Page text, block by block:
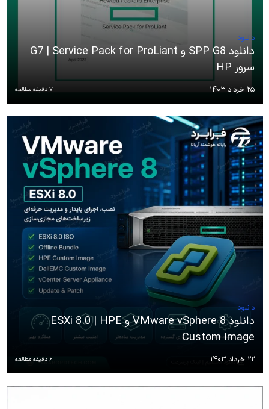
دانلود
دانلود SPP G8 و G7 | Service Pack for ProLiant
سرور HP
۲۵ خرداد ۱۴۰۳ 7 دقیقه مطالعه
دانلود
دانلود VMware vSphere 8 و ESXi 8.0 | HPE
Custom Image
۲۲ خرداد ۱۴۰۳ 6 دقیقه مطالعه